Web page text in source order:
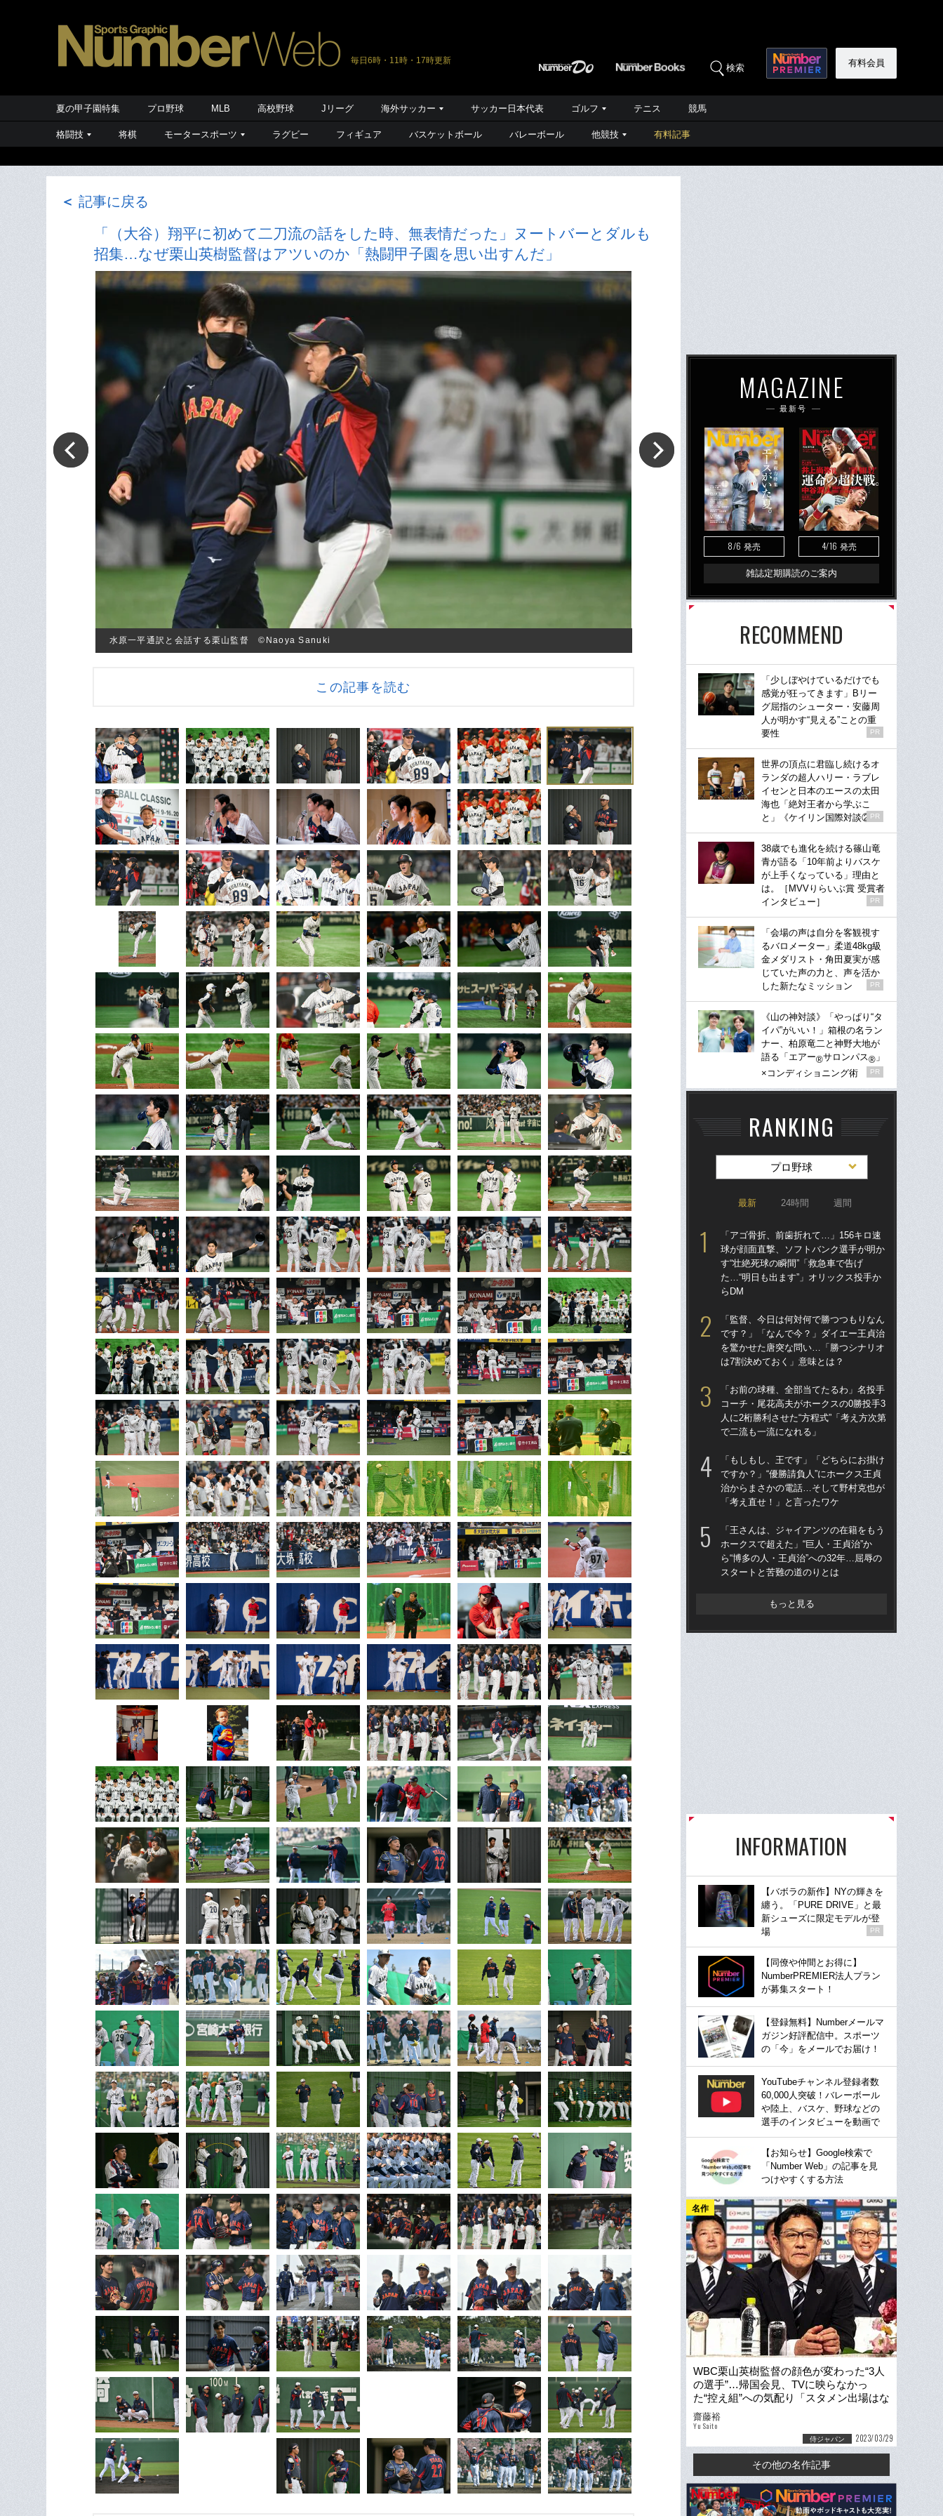
毎日6時・11時・17時更新
検索 有料会員
夏の甲子園特集 プロ野球 MLB 高校野球 Jリーグ 海外サッカー サッカー日本代表 ゴルフ テニス 競馬
格闘技 将棋 モータースポーツ ラグビー フィギュア バスケットボール バレーボール 他競技 有料記事
＜ 記事に戻る
「（大谷）翔平に初めて二刀流の話をした時、無表情だった」ヌートバーとダルも
招集…なぜ栗山英樹監督はアツいのか「熱闘甲子園を思い出すんだ」
水原一平通訳と会話する栗山監督 ©Naoya Sanuki
この記事を読む
MAGAZINE
最新号
8/6 発売 4/16 発売
雑誌定期購読のご案内
RECOMMEND
「少しぼやけているだけでも
感覚が狂ってきます」Bリー
グ屈指のシューター・安藤周
人が明かす“見える”ことの重
要性
PR
世界の頂点に君臨し続けるオ
ランダの超人ハリー・ラブレ
イセンと日本のエースの太田
海也「絶対王者から学ぶこ
と」《ケイリン国際対談②》
PR
38歳でも進化を続ける篠山竜
青が語る「10年前よりバスケ
が上手くなっている」理由と
は。［MVVりらいぶ賞 受賞者
インタビュー］
PR
「会場の声は自分を客観視す
るバロメーター」柔道48kg級
金メダリスト・角田夏実が感
じていた声の力と、声を活か
した新たなミッション
PR
《山の神対談》「やっぱり“タ
イパ”がいい！」箱根の名ラン
ナー、柏原竜二と神野大地が
語る「エアー®サロンパス® 」
×コンディショニング術
PR
RANKING
プロ野球
最新 24時間 週間
「アゴ骨折、前歯折れて…」156キロ速
球が顔面直撃、ソフトバンク選手が明か
す“壮絶死球の瞬間”「救急車で告げ
た…“明日も出ます”」オリックス投手か
らDM
「監督、今日は何対何で勝つつもりなん
です？」「なんで今？」ダイエー王貞治
を驚かせた唐突な問い…「勝つシナリオ
は7割決めておく」意味とは？
「お前の球種、全部当てたるわ」名投手
コーチ・尾花高夫がホークスの0勝投手3
人に2桁勝利させた“方程式”「考え方次第
で二流も一流になれる」
「もしもし、王です」「どちらにお掛け
ですか？」“優勝請負人”にホークス王貞
治からまさかの電話…そして野村克也が
「考え直せ！」と言ったワケ
「王さんは、ジャイアンツの在籍をもう
ホークスで超えた」“巨人・王貞治”か
ら“博多の人・王貞治”への32年…屈辱の
スタートと苦難の道のりとは
もっと見る
INFORMATION
【バボラの新作】NYの輝きを
纏う。「PURE DRIVE」と最
新シューズに限定モデルが登
場
PR
【同僚や仲間とお得に】
NumberPREMIER法人プラン
が募集スタート！
【登録無料】Numberメールマ
ガジン好評配信中。スポーツ
の「今」をメールでお届け！
YouTubeチャンネル登録者数
60,000人突破！バレーボール
や陸上、バスケ、野球などの
選手のインタビューを動画で
【お知らせ】Google検索で
「Number Web」の記事を見
つけやすくする方法
名作
WBC栗山英樹監督の顔色が変わった“3人
の選手”…帰国会見、TVに映らなかっ
た“控え組”への気配り「スタメン出場はな
かったんですけど…」
齋藤裕
Yu Saito
侍ジャパン 2023/03/29
その他の名作記事